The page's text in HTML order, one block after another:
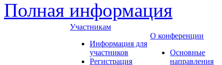
Полная информация
Участникам
Информация для
участников
Регистрация
О конференции
Основные
направления